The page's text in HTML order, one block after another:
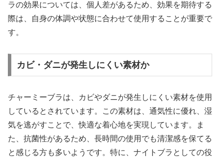
ラの効果については、個人差があるため、効果を期待する
際は、自身の体調や状態に合わせて使用することが重要で
す。
カビ・ダニが発生しにくい素材か
チャーミーブラは、カビやダニが発生しにくい素材を使用
しているとされています。この素材は、通気性に優れ、湿
気を逃がすことで、快適な着心地を実現しています。ま
た、抗菌性があるため、長時間の使用でも清潔感を保てる
と感じる方も多いようです。特に、ナイトブラとしての役